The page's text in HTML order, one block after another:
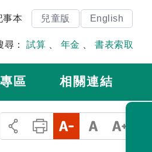
事本 兒童版 English
尋： 試算 年金 書表索取
區 相關連結